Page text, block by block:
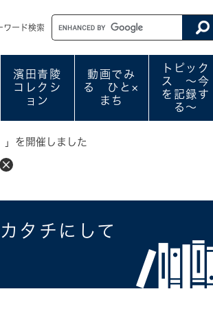
ワード検索
濱田青陵
コレクシ
ョン
動画でみ
る ひと×
まち
トピック
ス ～今
を記録す
る～
」を開催しました
タチにして